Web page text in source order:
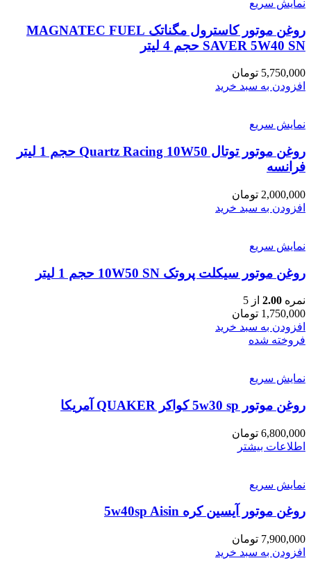
نمایش سریع
روغن موتور کاسترول مگناتک MAGNATEC FUEL
SAVER 5W40 SN حجم 4 لیتر
5,750,000 تومان
افزودن به سبد خرید
نمایش سریع
روغن موتور توتال Quartz Racing 10W50 حجم 1 لیتر
فرانسه
2,000,000 تومان
افزودن به سبد خرید
نمایش سریع
روغن موتور سیکلت پروتک 10W50 SN حجم 1 لیتر
نمره 2.00 از 5
1,750,000 تومان
افزودن به سبد خرید
فروخته شده
نمایش سریع
روغن موتور 5w30 sp کواکر QUAKER آمریکا
6,800,000 تومان
اطلاعات بیشتر
نمایش سریع
روغن موتور آیسین کره 5w40sp Aisin
7,900,000 تومان
افزودن به سبد خرید